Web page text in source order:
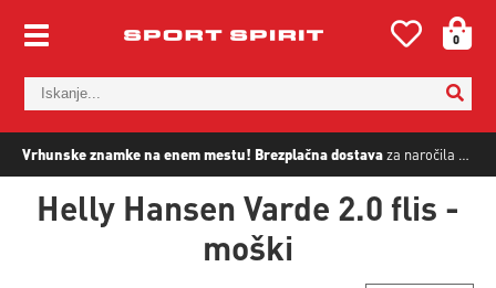
Vrhunske znamke na enem mestu! Brezplačna dostavaza naročila nad
0
Helly Hansen Varde 2.0 flis -
moški